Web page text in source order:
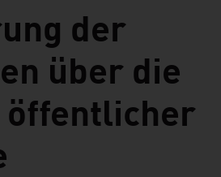
der
über die
öffentlicher